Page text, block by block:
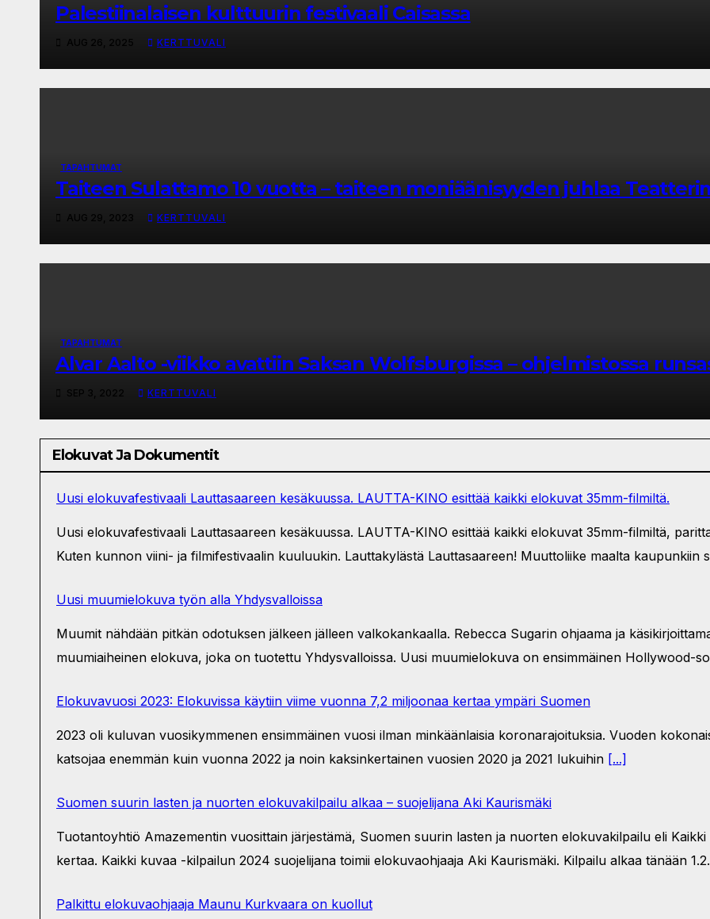
Palestiinalaisen kulttuurin festivaali Caisassa
AUG 26, 2025 KERTTUVALI
TAPAHTUMAT
Taiteen Sulattamo 10 vuotta – taiteen moniäänisyyden juhlaa
AUG 29, 2023 KERTTUVALI
TAPAHTUMAT
Alvar Aalto -viikko avattiin Saksan Wolfsburgissa – ohjelmistossa
SEP 3, 2022 KERTTUVALI
Elokuvat Ja Dokumentit
Uusi elokuvafestivaali Lauttasaareen kesäkuussa. LAUTTA-KINO esittää kaikki elokuvat 35mm-filmiltä.
Uusi elokuvafestivaali Lauttasaareen kesäkuussa. LAUTTA-KINO esittää kaikki elokuvat 35mm-filmiltä,
Kuten kunnon viini- ja filmifestivaalin kuuluukin. Lauttakylästä Lauttasaareen! Muuttoliike maalta kaupunkiin
Uusi muumielokuva työn alla Yhdysvalloissa
Muumit nähdään pitkän odotuksen jälkeen jälleen valkokankaalla. Rebecca Sugarin ohjaama ja
muumiaiheinen elokuva, joka on tuotettu Yhdysvalloissa. Uusi muumielokuva on ensimmäinen Hollywood-
Elokuvavuosi 2023: Elokuvissa käytiin viime vuonna 7,2 miljoonaa kertaa ympäri Suomen
2023 oli kuluvan vuosikymmenen ensimmäinen vuosi ilman minkäänlaisia koronarajoituksia. Vuoden
katsojaa enemmän kuin vuonna 2022 ja noin kaksinkertainen vuosien 2020 ja 2021 lukuihin [...]
Suomen suurin lasten ja nuorten elokuvakilpailu alkaa – suojelijana Aki Kaurismäki
Tuotantoyhtiö Amazementin vuosittain järjestämä, Suomen suurin lasten ja nuorten elokuvakilpailu eli
kertaa. Kaikki kuvaa -kilpailun 2024 suojelijana toimii elokuvaohjaaja Aki Kaurismäki. Kilpailu alkaa tänään 1.2.
Palkittu elokuvaohjaaja Maunu Kurkvaara on kuollut